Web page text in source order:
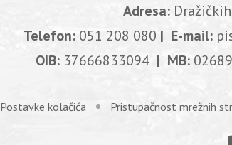
Adresa:
Telefon: 051 208 080 | E-mail:
OIB: 37666833094| MB:
Postavke kolačića Pristupačnost mrežnih